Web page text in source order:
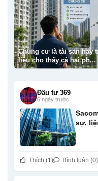
hay tiêu sản? Dữ
hai ph...
Đầu tư 369
6 ngày trước
sự,
Thích (1) Bình luận (0)